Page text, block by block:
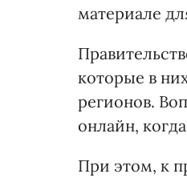
материале
которые в
регионов.
онлайн,
При этом, к